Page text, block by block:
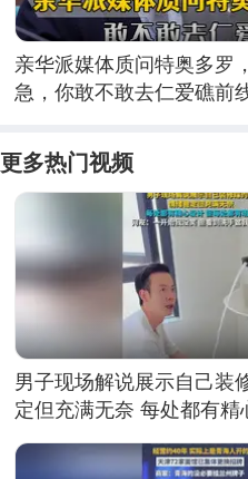
亲华派媒体质问特奥多罗
急，你敢不敢去仁爱礁前
更多热门视频
男子现场解说展示自己装
定但充满无奈 每处都有精